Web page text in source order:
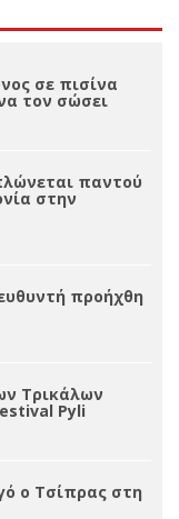
σε πισίνα
τον σώσει
στην
προήχθη
Τρικάλων
Pyli